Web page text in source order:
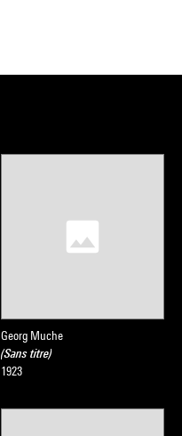
Georg Muche
(Sans titre)
1923